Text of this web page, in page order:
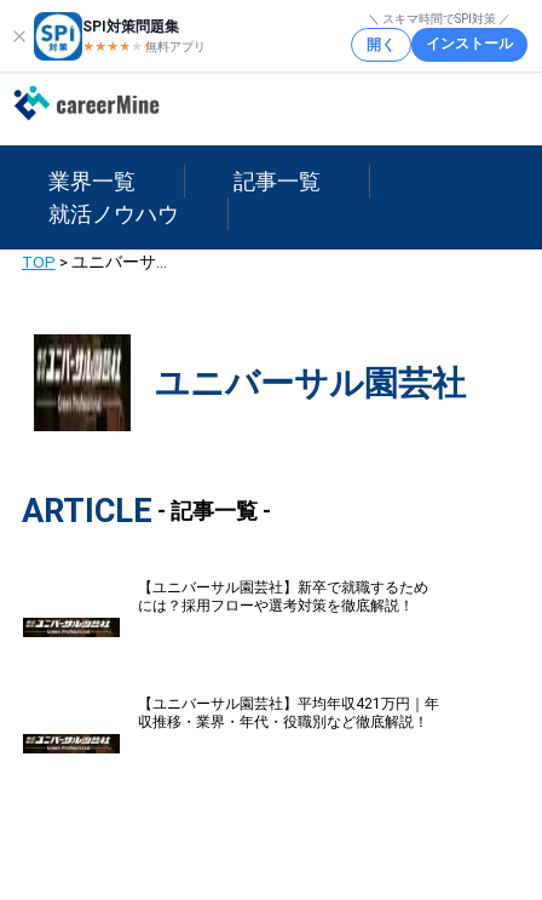
SPI対策問題集
★★★★ ★★
無料アプリ
＼ スキマ時間でSPI対策 ／
開く インストール
業界一覧
記事一覧
就活ノウハウ
TOP > ユニバーサル園芸社
ユニバーサル園芸社
ARTICLE - 記事一覧 -
【ユニバーサル園芸社】新卒で就職するため
には？採用フローや選考対策を徹底解説！
【ユニバーサル園芸社】平均年収421万円｜年
収推移・業界・年代・役職別など徹底解説！